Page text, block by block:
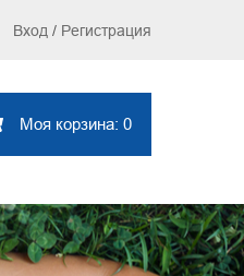
Вход / Регистрация
Моя корзина: 0